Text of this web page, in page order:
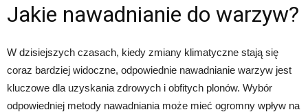
Jakie nawadnianie do warzyw?
W dzisiejszych czasach, kiedy zmiany klimatyczne stają się
coraz bardziej widoczne, odpowiednie nawadnianie warzyw jest
kluczowe dla uzyskania zdrowych i obfitych plonów. Wybór
odpowiedniej metody nawadniania może mieć ogromny wpływ na